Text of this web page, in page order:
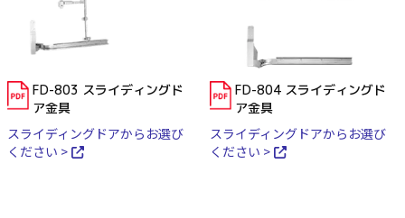
FD-803 スライディングド
ア金具
スライディングドアからお選び
ください >
FD-804 スライディングド
ア金具
スライディングドアからお選び
ください >